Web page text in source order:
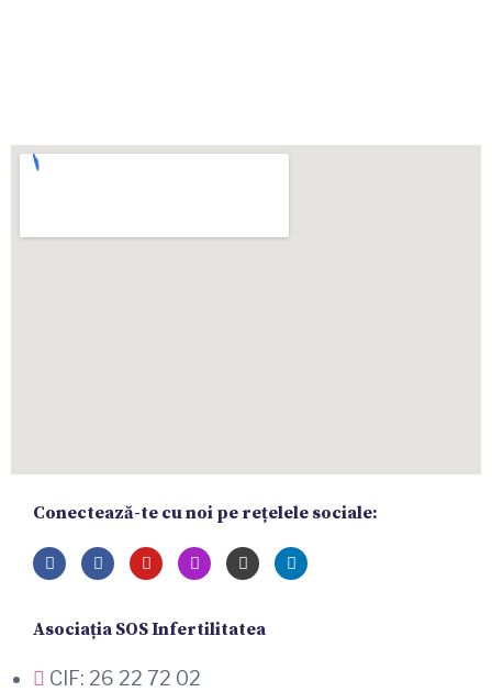
Conectează-te cu noi pe rețelele sociale:
Asociația SOS Infertilitatea
CIF: 26 22 72 02